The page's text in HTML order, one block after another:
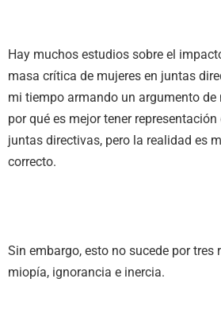
Hay muchos estudios sobre el
masa crítica de mujeres en juntas
mi tiempo armando un argumento de
por qué es mejor tener
juntas directivas, pero la realidad es
correcto.
Sin embargo, esto no sucede por tres
miopía, ignorancia e inercia.